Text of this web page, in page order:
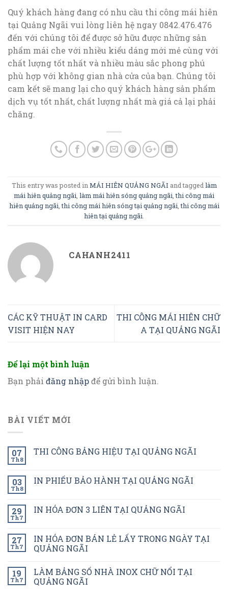
Quý khách hàng đang có nhu cầu thi công mái hiên
tại Quảng Ngãi vui lòng liên hệ ngay 0842.476.476
đến với chúng tôi để được sở hữu được những sản
phẩm mái che với nhiều kiểu dáng mới mẻ cùng với
chất lượng tốt nhất và nhiều màu sắc phong phú
phù hợp với không gian nhà cửa của bạn. Chúng tôi
cam kết sẽ mang lại cho quý khách hàng sản phẩm
dịch vụ tốt nhất, chất lượng nhất mà giá cả lại phải
chăng.
This entry was posted in MÁI HIÊN QUẢNG NGÃI and tagged làm
mái hiên quảng ngãi làm mái hiên sóng quảng ngãi ,thi công mái
hiên quảng ngãi ,thi công mái hiên sóng tại quảng ngãi ,thi công mái
hiên tại quảng ngãi
CAHANH2411
CÁC KỸ THUẬT IN CARD
VISIT HIỆN NAY
THI CÔNG MÁI HIÊN CHỮ
A TẠI QUẢNG NGÃI
Để lại một bình luận
Bạn phải đăng nhậpđể gửi bình luận.
BÀI VIẾT MỚI
07
Th8
THI CÔNG BẢNG HIỆU TẠI QUẢNG NGÃI
03
Th8
IN PHIẾU BẢO HÀNH TẠI QUẢNG NGÃI
29
Th7
IN HÓA ĐƠN 3 LIÊN TẠI QUẢNG NGÃI
27
Th7
IN HÓA ĐƠN BÁN LẺ LẤY TRONG NGÀY TẠI
QUẢNG NGÃI
19
Th7
LÀM BẢNG SỐ NHÀ INOX CHỮ NỔI TẠI
QUẢNG NGÃI